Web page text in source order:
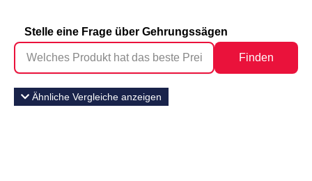
Stelle eine Frage über Gehrungssägen
Finden
Ähnliche Vergleiche anzeigen